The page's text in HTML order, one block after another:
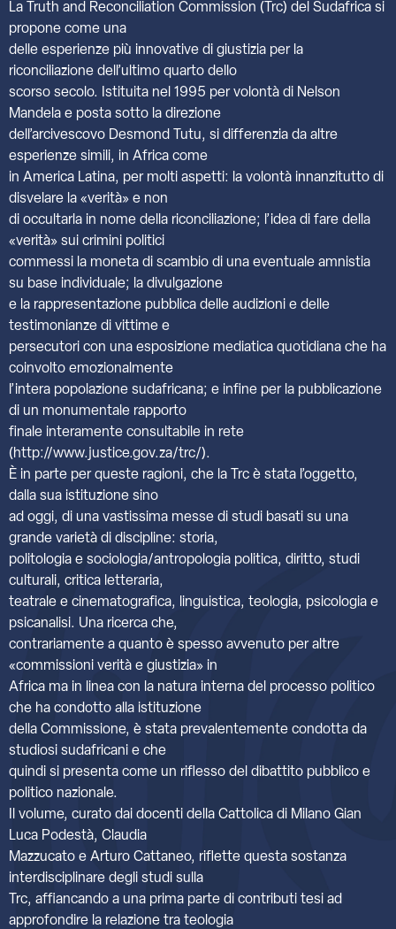
La Truth and Reconciliation Commission (Trc) del Sudafrica si
propone come una
delle esperienze più innovative di giustizia per la
riconciliazione dell’ultimo quarto dello
scorso secolo. Istituita nel 1995 per volontà di Nelson
Mandela e posta sotto la direzione
dell’arcivescovo Desmond Tutu, si differenzia da altre
esperienze simili, in Africa come
in America Latina, per molti aspetti: la volontà innanzitutto di
disvelare la «verità» e non
di occultarla in nome della riconciliazione; l’idea di fare della
«verità» sui crimini politici
commessi la moneta di scambio di una eventuale amnistia
su base individuale; la divulgazione
e la rappresentazione pubblica delle audizioni e delle
testimonianze di vittime e
persecutori con una esposizione mediatica quotidiana che ha
coinvolto emozionalmente
l’intera popolazione sudafricana; e infine per la pubblicazione
di un monumentale rapporto
finale interamente consultabile in rete
(http://www.justice.gov.za/trc/).
È in parte per queste ragioni, che la Trc è stata l’oggetto,
dalla sua istituzione sino
ad oggi, di una vastissima messe di studi basati su una
grande varietà di discipline: storia,
politologia e sociologia/antropologia politica, diritto, studi
culturali, critica letteraria,
teatrale e cinematografica, linguistica, teologia, psicologia e
psicanalisi. Una ricerca che,
contrariamente a quanto è spesso avvenuto per altre
«commissioni verità e giustizia» in
Africa ma in linea con la natura interna del processo politico
che ha condotto alla istituzione
della Commissione, è stata prevalentemente condotta da
studiosi sudafricani e che
quindi si presenta come un riflesso del dibattito pubblico e
politico nazionale.
Il volume, curato dai docenti della Cattolica di Milano Gian
Luca Podestà, Claudia
Mazzucato e Arturo Cattaneo, riflette questa sostanza
interdisciplinare degli studi sulla
Trc, affiancando a una prima parte di contributi tesi ad
approfondire la relazione tra teologia